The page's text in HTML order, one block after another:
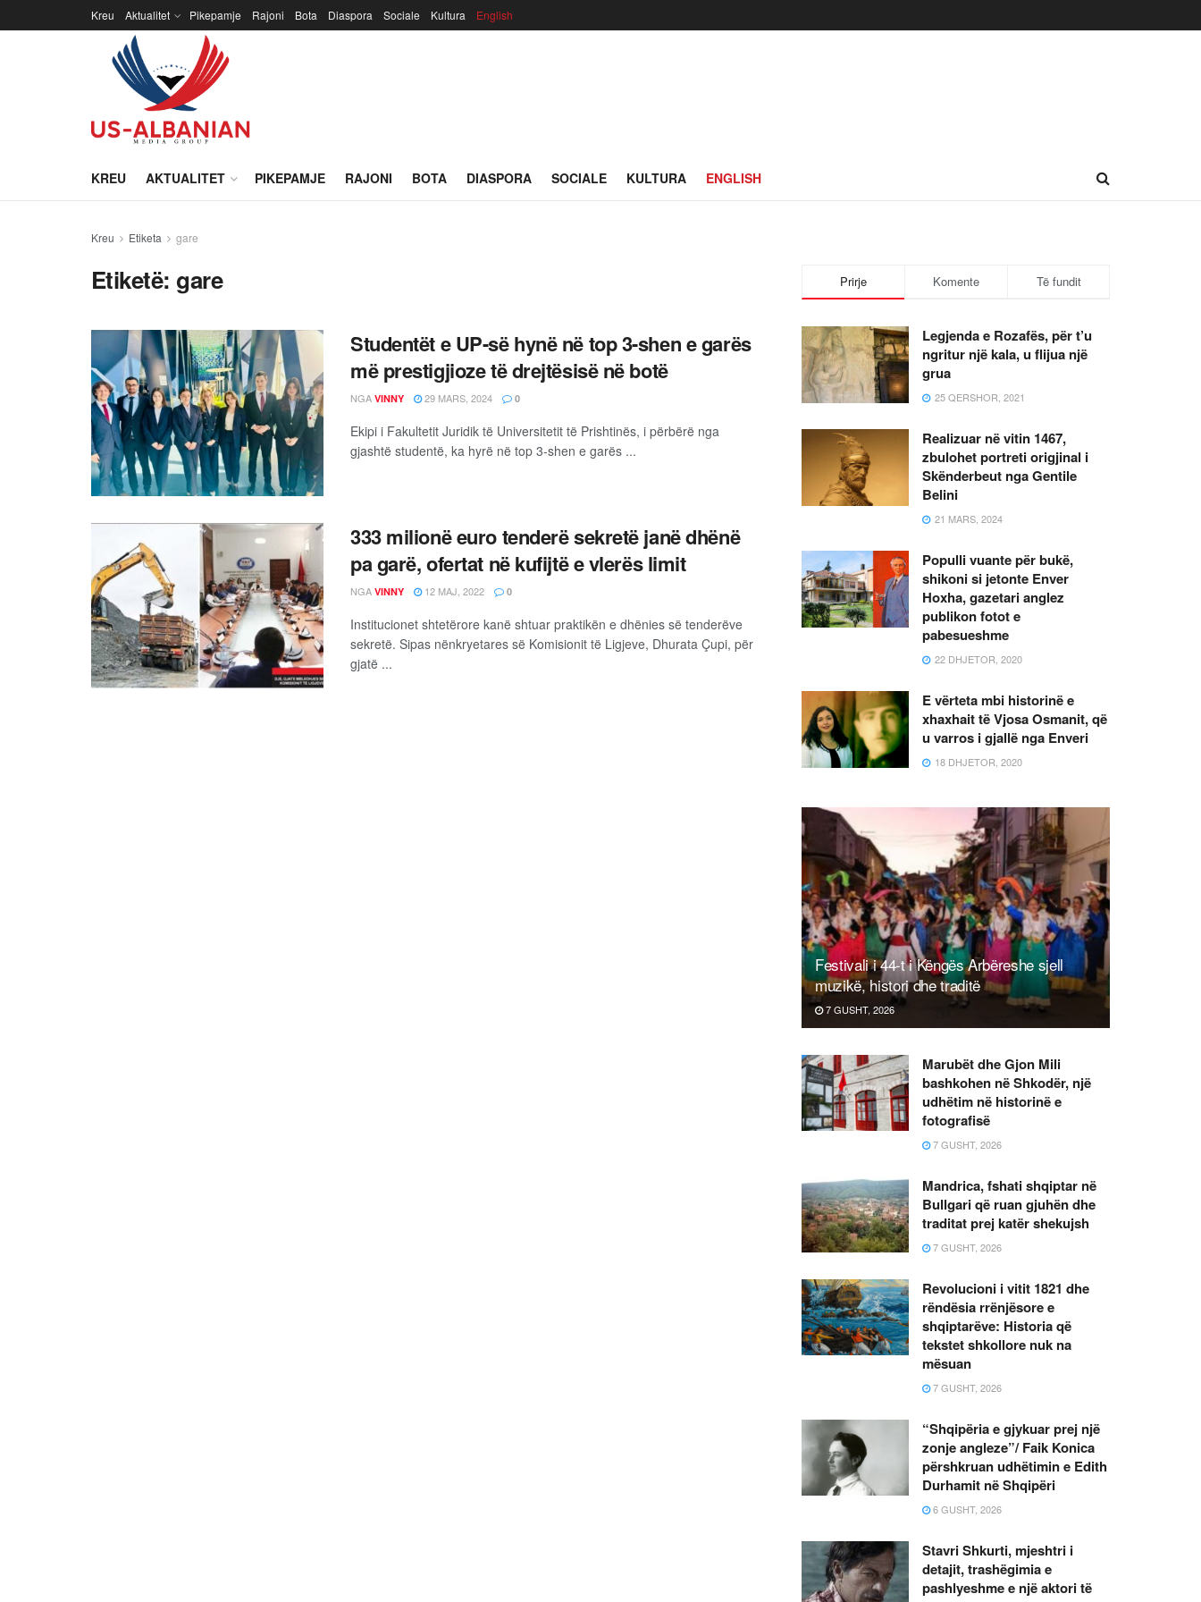
Kreu Aktualitet Pikepamje Rajoni Bota Diaspora Sociale Kultura English
KREU AKTUALITET PIKEPAMJE RAJONI BOTA DIASPORA SOCIALE KULTURA ENGLISH
Kreu Etiketa gare
Etiketë: gare
Studentët e UP-së hynë në top 3-shen e garës
më prestigjioze të drejtësisë në botë
NGA VINNY 29 MARS, 2024 0
Ekipi i Fakultetit Juridik të Universitetit të Prishtinës, i përbërë nga
gjashtë studentë, ka hyrë në top 3-shen e garës ...
333 milionë euro tenderë sekretë janë dhënë
pa garë, ofertat në kufijtë e vlerës limit
NGA VINNY 12 MAJ, 2022 0
Institucionet shtetërore kanë shtuar praktikën e dhënies së tenderëve
sekretë. Sipas nënkryetares së Komisionit të Ligjeve, Dhurata Çupi, për
gjatë ...
Prirje Komente Të fundit
Legjenda e Rozafës, për t’u
ngritur një kala, u flijua një
grua
25 QERSHOR, 2021
Realizuar në vitin 1467,
zbulohet portreti origjinal i
Skënderbeut nga Gentile
Belini
21 MARS, 2024
Populli vuante për bukë,
shikoni si jetonte Enver
Hoxha, gazetari anglez
publikon fotot e
pabesueshme
22 DHJETOR, 2020
E vërteta mbi historinë e
xhaxhait të Vjosa Osmanit, që
u varros i gjallë nga Enveri
18 DHJETOR, 2020
Festivali i 44-t i Këngës Arbëreshe sjell
muzikë, histori dhe traditë
7 GUSHT, 2026
Marubët dhe Gjon Mili
bashkohen në Shkodër, një
udhëtim në historinë e
fotografisë
7 GUSHT, 2026
Mandrica, fshati shqiptar në
Bullgari që ruan gjuhën dhe
traditat prej katër shekujsh
7 GUSHT, 2026
Revolucioni i vitit 1821 dhe
rëndësia rrënjësore e
shqiptarëve: Historia që
tekstet shkollore nuk na
mësuan
7 GUSHT, 2026
“Shqipëria e gjykuar prej një
zonje angleze”/ Faik Konica
përshkruan udhëtimin e Edith
Durhamit në Shqipëri
6 GUSHT, 2026
Stavri Shkurti, mjeshtri i
detajit, trashëgimia e
pashlyeshme e një aktori të